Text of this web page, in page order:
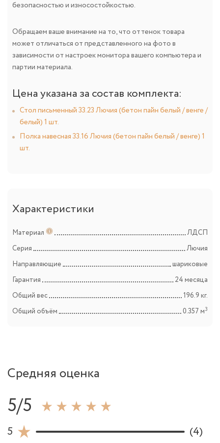
безопасностью и износостойкостью.
Обращаем ваше внимание на то, что оттенок товара
может отличаться от представленного на фото в
зависимости от настроек монитора вашего компьютера и
партии материала.
Цена указана за состав комплекта:
Стол письменный 33.23 Лючия (бетон пайн белый / венге /
белый) 1 шт.
Полка навесная 33.16 Лючия (бетон пайн белый / венге) 1
шт.
Характеристики
Материал
ЛДСП
Серия
Лючия
Направляющие
шариковые
Гарантия
24 месяца
Общий вес
196.9 кг.
Общий объём
0.357 м3
Средняя оценка
5/5
5 (4)